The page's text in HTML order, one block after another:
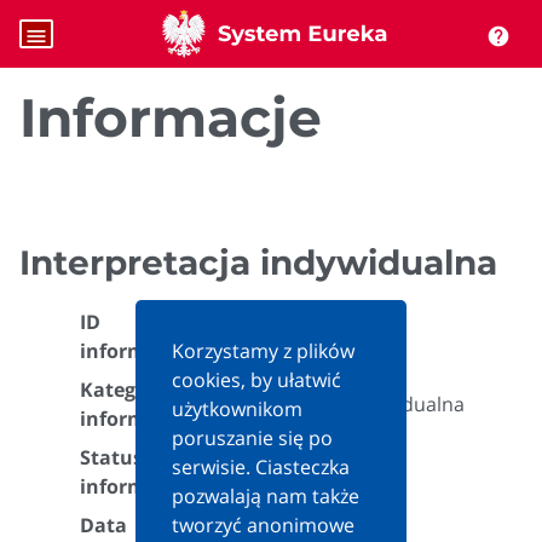
menu help
Informacje
Interpretacja indywidualna
ID
informacji:
Kategoria
informacji:
Interpretacja indywidualna
Status
informacji:
Aktualna
Data
Korzystamy z plików
cookies, by ułatwić
użytkownikom
poruszanie się po
serwisie. Ciasteczka
pozwalają nam także
tworzyć anonimowe